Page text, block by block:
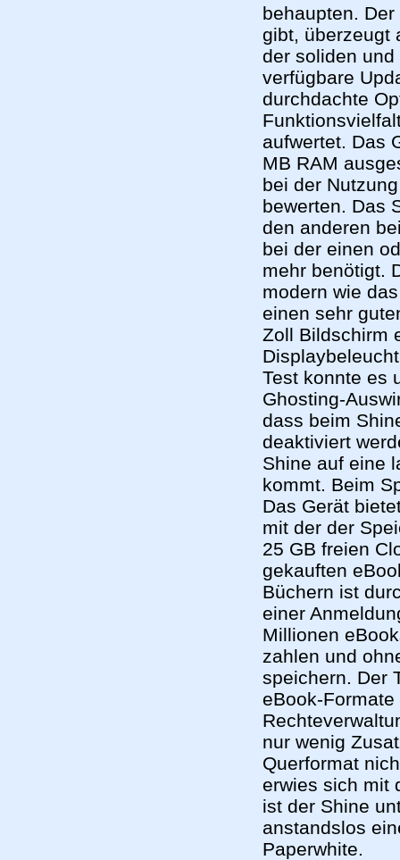
behaupten.
gibt, überzeugt
der soliden
verfügbare
durchdachte
aufwertet. Das
MB RAM
bei der
bewerten. Das
den anderen
bei der einen
mehr benötigt.
modern wie
einen sehr
Zoll Bildschirm
Test konnte es
Ghosting-
dass beim
deaktiviert
Shine auf eine
kommt. Beim
Das Gerät
mit der der
25 GB freien
gekauften
Büchern ist
einer
Millionen
zahlen und
speichern. Der
eBook-
nur wenig
Querformat
erwies sich mit
ist der Shine
anstandslos
Paperwhite.